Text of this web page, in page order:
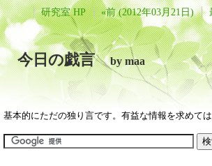
研究室 HP «前 (2012年03月21日)
今日の戯言by maa
基本的にただの独り言です。有益な情報を求めて